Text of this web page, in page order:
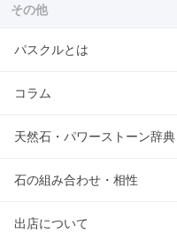
その他
パスクルとは
コラム
天然石・パワーストーン辞典
石の組み合わせ・相性
出店について